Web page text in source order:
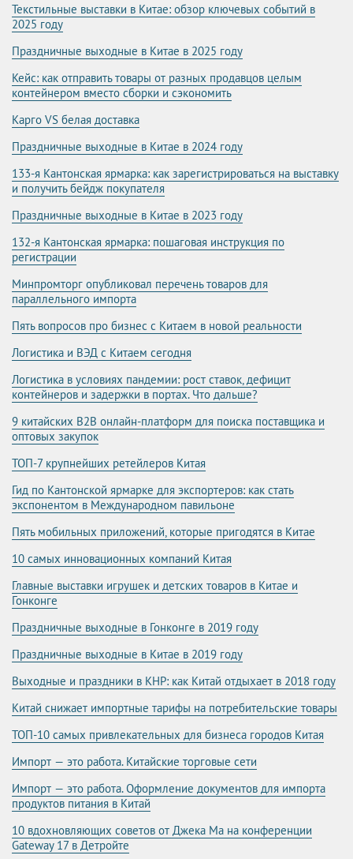
Текстильные выставки в Китае: обзор ключевых событий в
2025 году
Праздничные выходные в Китае в 2025 году
Кейс: как отправить товары от разных продавцов целым
контейнером вместо сборки и сэкономить
Карго VS белая доставка
Праздничные выходные в Китае в 2024 году
133-я Кантонская ярмарка: как зарегистрироваться на выставку
и получить бейдж покупателя
Праздничные выходные в Китае в 2023 году
132-я Кантонская ярмарка: пошаговая инструкция по
регистрации
Минпромторг опубликовал перечень товаров для
параллельного импорта
Пять вопросов про бизнес с Китаем в новой реальности
Логистика и ВЭД с Китаем сегодня
Логистика в условиях пандемии: рост ставок, дефицит
контейнеров и задержки в портах. Что дальше?
9 китайских B2B онлайн-платформ для поиска поставщика и
оптовых закупок
ТОП-7 крупнейших ретейлеров Китая
Гид по Кантонской ярмарке для экспортеров: как стать
экспонентом в Международном павильоне
Пять мобильных приложений, которые пригодятся в Китае
10 самых инновационных компаний Китая
Главные выставки игрушек и детских товаров в Китае и
Гонконге
Праздничные выходные в Гонконге в 2019 году
Праздничные выходные в Китае в 2019 году
Выходные и праздники в КНР: как Китай отдыхает в 2018 году
Китай снижает импортные тарифы на потребительские товары
ТОП-10 самых привлекательных для бизнеса городов Китая
Импорт — это работа. Китайские торговые сети
Импорт — это работа. Оформление документов для импорта
продуктов питания в Китай
10 вдохновляющих советов от Джека Ма на конференции
Gateway 17 в Детройте